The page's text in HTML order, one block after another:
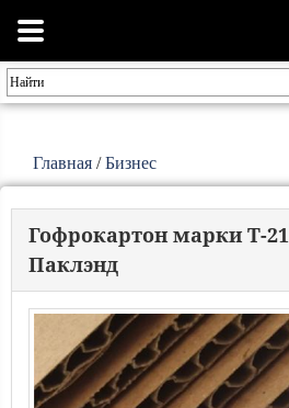
Главная /Бизнес
Гофрокартон марки Т-
Паклэнд